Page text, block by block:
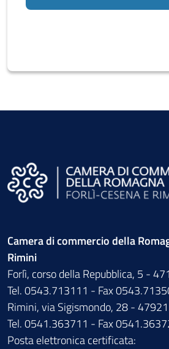
Camera di commercio della
Rimini
Forlì, corso della Repubblica, 5 -
Tel. 0543.713111 - Fax
Rimini, via Sigismondo, 28 - 47921
Tel. 0541.363711 - Fax
Posta elettronica certificata: